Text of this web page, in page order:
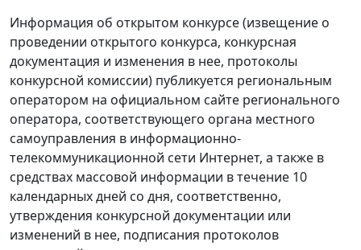
Информация об открытом конкурсе (извещение о
проведении открытого конкурса, конкурсная
документация и изменения в нее, протоколы
конкурсной комиссии) публикуется региональным
оператором на официальном сайте регионального
оператора, соответствующего органа местного
самоуправления в информационно-
телекоммуникационной сети Интернет, а также в
средствах массовой информации в течение 10
календарных дней со дня, соответственно,
утверждения конкурсной документации или
изменений в нее, подписания протоколов